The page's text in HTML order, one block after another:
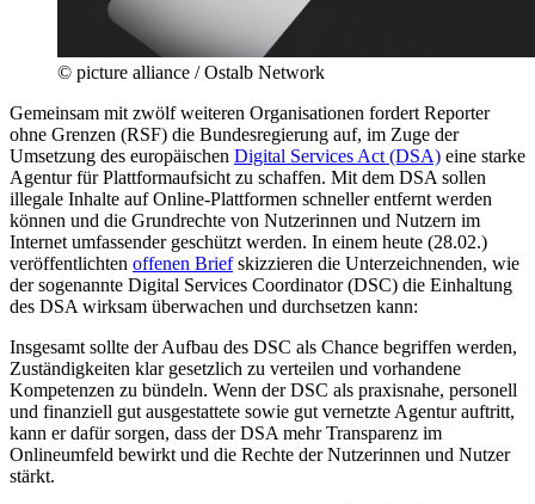
© picture alliance / Ostalb Network
Gemeinsam mit zwölf weiteren Organisationen fordert Reporter
ohne Grenzen (RSF) die Bundesregierung auf, im Zuge der
Umsetzung des europäischen Digital Services Act (DSA) eine starke
Agentur für Plattformaufsicht zu schaffen. Mit dem DSA sollen
illegale Inhalte auf Online-Plattformen schneller entfernt werden
können und die Grundrechte von Nutzerinnen und Nutzern im
Internet umfassender geschützt werden. In einem heute (28.02.)
veröffentlichten offenen Briefskizzieren die Unterzeichnenden, wie
der sogenannte Digital Services Coordinator (DSC) die Einhaltung
des DSA wirksam überwachen und durchsetzen kann:
Insgesamt sollte der Aufbau des DSC als Chance begriffen werden,
Zuständigkeiten klar gesetzlich zu verteilen und vorhandene
Kompetenzen zu bündeln. Wenn der DSC als praxisnahe, personell
und finanziell gut ausgestattete sowie gut vernetzte Agentur auftritt,
kann er dafür sorgen, dass der DSA mehr Transparenz im
Onlineumfeld bewirkt und die Rechte der Nutzerinnen und Nutzer
stärkt.